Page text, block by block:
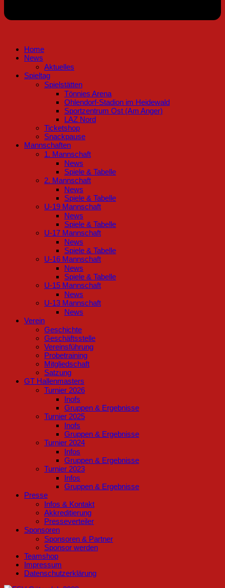
Home
News
Aktuelles
Spieltag
Spielstätten
Tönnies Arena
Ohlendorf-Stadion im Heidewald
Sportzentrum Ost (Am Anger)
LAZ Nord
Ticketshop
Snackpause
Mannschaften
1. Mannschaft
News
Spiele & Tabelle
2. Mannschaft
News
Spiele & Tabelle
U-19 Mannschaft
News
Spiele & Tabelle
U-17 Mannschaft
News
Spiele & Tabelle
U-16 Mannschaft
News
Spiele & Tabelle
U-15 Mannschaft
News
U-13 Mannschaft
News
Verein
Geschichte
Geschäftsstelle
Vereinsführung
Probetraining
Mitgliedschaft
Satzung
GT Hallenmasters
Turnier 2026
Inofs
Gruppen & Ergebnisse
Turnier 2025
Inofs
Gruppen & Ergebnisse
Turnier 2024
Infos
Gruppen & Ergebnisse
Turnier 2023
Infos
Gruppen & Ergebnisse
Presse
Infos & Kontakt
Akkreditierung
Presseverteiler
Sponsoren
Sponsoren & Partner
Sponsor werden
Teamshop
Impressum
Datenschutzerklärung